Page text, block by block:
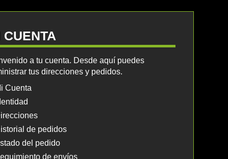
CUENTA
a tu cuenta. Desde aquí puedes
tus direcciones y pedidos.
Cuenta
de pedidos
del pedido
de envíos